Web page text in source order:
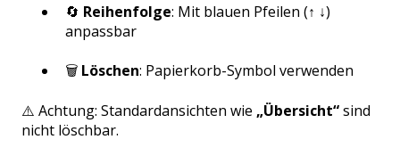
🔄 Reihenfolge: Mit blauen Pfeilen (↑ ↓)
anpassbar
🗑️ Löschen: Papierkorb-Symbol verwenden
⚠️ Achtung: Standardansichten wie „Übersicht“sind
nicht löschbar.